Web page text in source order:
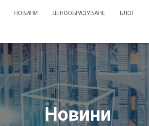
НОВИНИ ЦЕНООБРАЗУВАНЕ БЛОГ
Новини